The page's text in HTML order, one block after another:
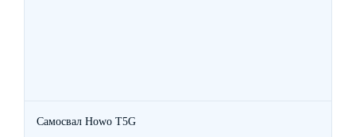
Самосвал Howo T5G